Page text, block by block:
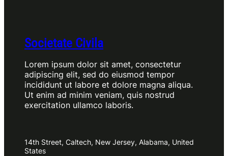
Societate Civila
Lorem ipsum dolor sit amet, consectetur
adipiscing elit, sed do eiusmod tempor
incididunt ut labore et dolore magna aliqua.
Ut enim ad minim veniam, quis nostrud
exercitation ullamco laboris.
14th Street, Caltech, New Jersey, Alabama, United
States